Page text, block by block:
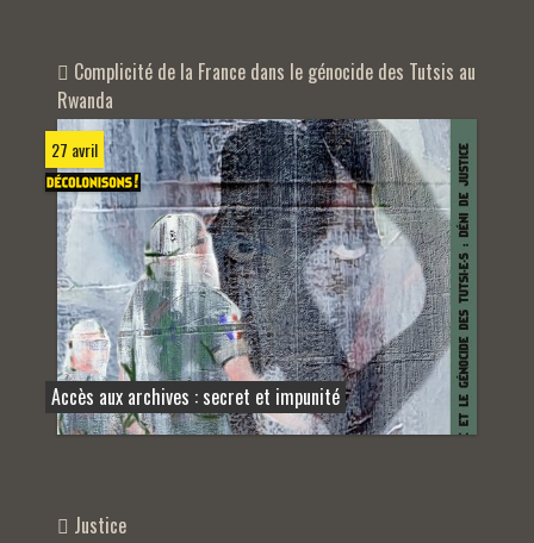
Complicité de la France dans le génocide des Tutsis au
Rwanda
27 avril
Accès aux archives : secret et impunité
Justice